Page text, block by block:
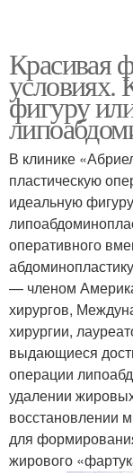
Красивая
условиях.
фигуру
В клинике
пластическую
идеальную
оперативного
— членом
хирургов,
хирургии,
выдающиеся
операции
удалении
восстановлении
для
жирового